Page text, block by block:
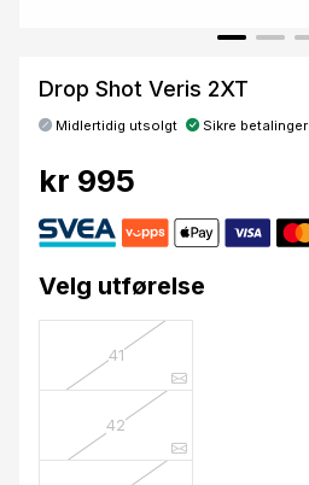
Drop Shot Veris 2XT
Midlertidig utsolgt Sikre betalinger
kr 995
Velg utførelse
41
42